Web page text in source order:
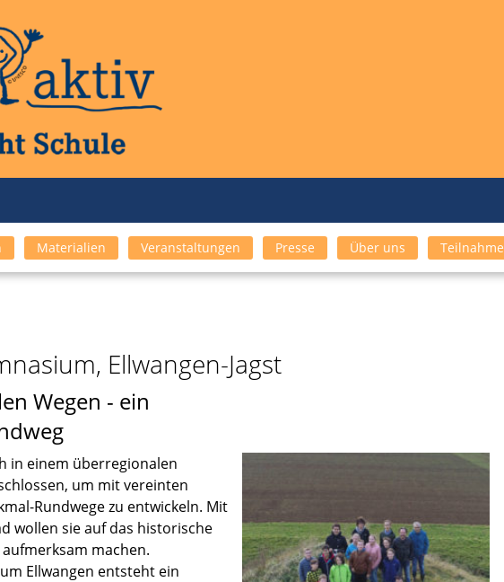
Materialien Veranstaltungen Presse Über uns Teilnahme
Ellwangen-Jagst
Wegen - ein
in einem überre­gio­na­len
um mit verein­ten
Rundwege zu entwi­ckeln. Mit
wollen sie auf das histo­ri­sche
machen.
Ellwan­gen entsteht ein